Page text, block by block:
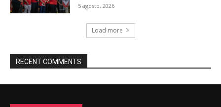
5 agosto, 2026
Load more
RECENT COMMENTS